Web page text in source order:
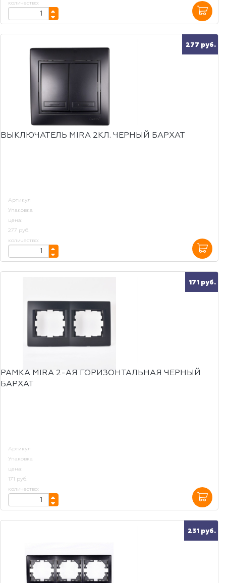
количество:
277 руб.
ВЫКЛЮЧАТЕЛЬ MIRA 2КЛ. ЧЕРНЫЙ БАРХАТ
Артикул
Упаковка
цена:
277 руб.
количество:
171 руб.
РАМКА MIRA 2-АЯ ГОРИЗОНТАЛЬНАЯ ЧЕРНЫЙ
БАРХАТ
Артикул
Упаковка
цена:
171 руб.
количество:
231 руб.